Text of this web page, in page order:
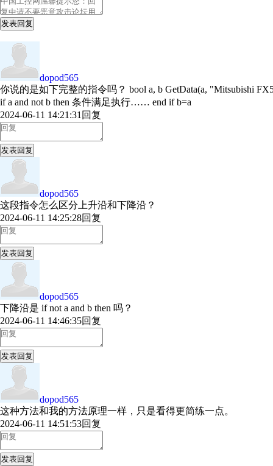
发表回复
dopod565
你说的是如下完整的指令吗？ bool a, b GetData(a, "Mitsubishi
if a and not b then 条件满足执行…… end if b=a
2024-06-11 14:21:31 回复
发表回复
dopod565
这段指令怎么区分上升沿和下降沿？
2024-06-11 14:25:28回复
发表回复
dopod565
下降沿是 if not a and b then 吗？
2024-06-11 14:46:35回复
发表回复
dopod565
这种方法和我的方法原理一样，只是看得更简练一点。
2024-06-11 14:51:53回复
发表回复